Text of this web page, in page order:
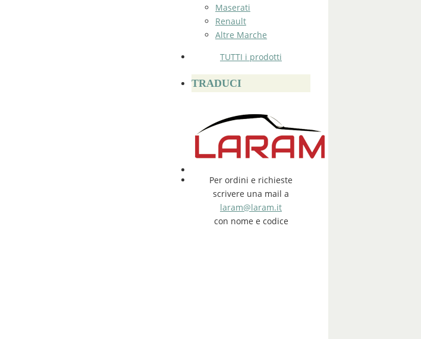
Maserati
Renault
Altre Marche
TUTTI i prodotti
TRADUCI
Per ordini e richieste
scrivere una mail a
laram@laram.it
con nome e codice